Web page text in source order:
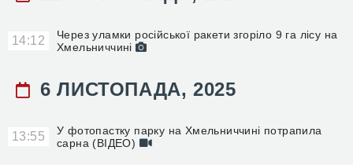
14:12
Через уламки російської ракети згоріло 9 га лісу на
Хмельниччині
6 ЛИСТОПАДА, 2025
13:55
У фотопастку парку на Хмельниччині потрапила
сарна (ВІДЕО)